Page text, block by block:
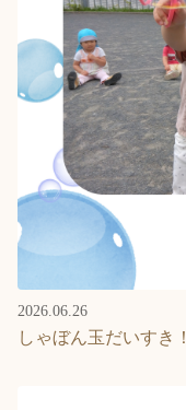
2026.06.26
しゃぼん玉だいすき！